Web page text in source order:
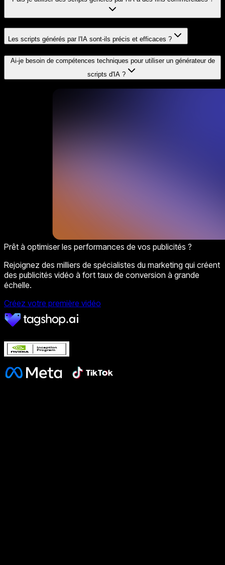
Les scripts générés par l'IA sont-ils précis et efficaces ?
Ai-je besoin de compétences techniques pour utiliser un générateur de
scripts d'IA ?
Prêt à optimiser les performances de vos publicités ?
Rejoignez des milliers de spécialistes du marketing qui créent
des publicités vidéo à fort taux de conversion à grande
échelle.
Créez votre première vidéo